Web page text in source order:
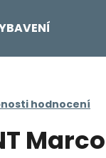
hodnocení